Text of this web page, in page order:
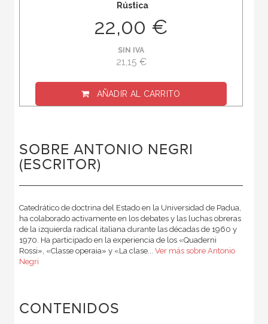
Rústica
22,00 €
SIN IVA
21,15 €
AÑADIR AL CARRITO
SOBRE ANTONIO NEGRI
(ESCRITOR)
Catedrático de doctrina del Estado en la Universidad de Padua,
ha colaborado activamente en los debates y las luchas obreras
de la izquierda radical italiana durante las décadas de 1960 y
1970. Ha participado en la experiencia de los «Quaderni
Rossi», «Classe operaia» y «La clase... Ver más sobre Antonio
Negri
CONTENIDOS